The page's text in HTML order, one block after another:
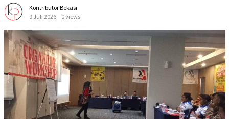
Kontributor Bekasi
9 Juli 2026
0 views